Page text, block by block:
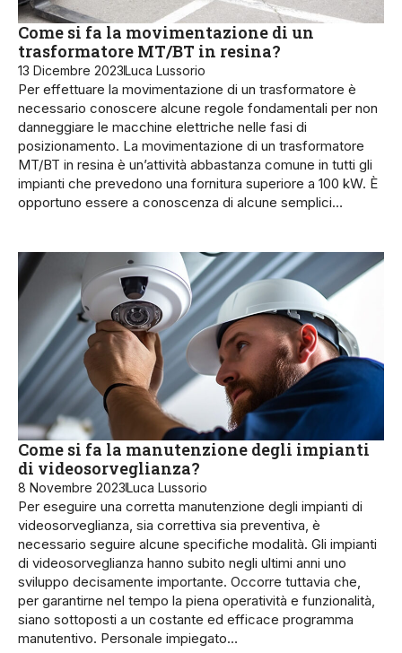
Come si fa la movimentazione di un
trasformatore MT/BT in resina?
13 Dicembre 2023Luca Lussorio
Per effettuare la movimentazione di un trasformatore è
necessario conoscere alcune regole fondamentali per non
danneggiare le macchine elettriche nelle fasi di
posizionamento. La movimentazione di un trasformatore
MT/BT in resina è un’attività ab­bastanza comune in tut­ti gli
impianti che prevedono una fornitura superiore a 100 kW. È
opportuno essere a conoscen­za di alcune semplici…
Come si fa la manutenzione degli impianti
di videosorveglianza?
8 Novembre 2023Luca Lussorio
Per eseguire una corretta manutenzione degli impianti di
videosorveglianza, sia correttiva sia preventiva, è
necessario seguire alcune specifiche modalità. Gli impianti
di videosor­veglianza hanno subi­to negli ultimi anni uno
sviluppo decisamente importante. Occorre tuttavia che,
per garantirne nel tempo la pie­na operatività e funzionalità,
sia­no sottoposti a un costante ed ef­ficace programma
manutentivo. Personale impiegato…